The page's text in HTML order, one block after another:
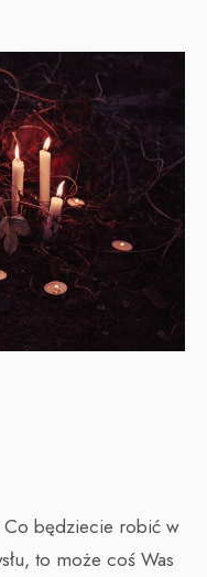
Co będziecie robić w
to może coś Was